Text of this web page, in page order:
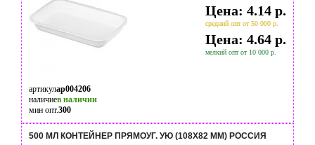
Цена: 4.14 р.
средний опт от 50 000 р.
Цена: 4.64 р.
мелкий опт от 10 000 р.
артикулap004206
наличиев наличии
мин опт.300
500 МЛ КОНТЕЙНЕР ПРЯМОУГ. УЮ (108Х82 ММ) РОССИЯ